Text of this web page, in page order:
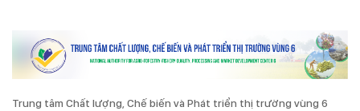
Trung tâm Chất lượng, Chế biến và Phát triển thị trường vùng 6